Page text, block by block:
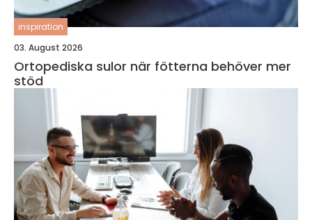
inspiration
03. August 2026
Ortopediska sulor när fötterna behöver mer
stöd